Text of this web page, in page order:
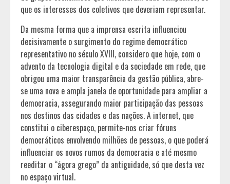
que os interesses dos coletivos que deveriam representar.
Da mesma forma que a imprensa escrita influenciou
decisivamente o surgimento do regime democrático
representativo no século XVIII, considero que hoje, com o
advento da tecnologia digital e da sociedade em rede, que
obrigou uma maior transparência da gestão pública, abre-
se uma nova e ampla janela de oportunidade para ampliar a
democracia, assegurando maior participação das pessoas
nos destinos das cidades e das nações. A internet, que
constitui o ciberespaço, permite-nos criar fóruns
democráticos envolvendo milhões de pessoas, o que poderá
influenciar os novos rumos da democracia e até mesmo
reeditar o “ágora grego” da antiguidade, só que desta vez
no espaço virtual.